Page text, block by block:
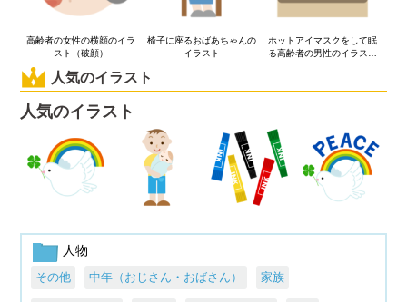
高齢者の女性の横顔のイラ
スト（破顔）
椅子に座るおばあちゃんの
イラスト
ホットアイマスクをして眠
る高齢者の男性のイラスト
人気のイラスト
人気のイラスト
人物
その他 中年（おじさん・おばさん） 家族